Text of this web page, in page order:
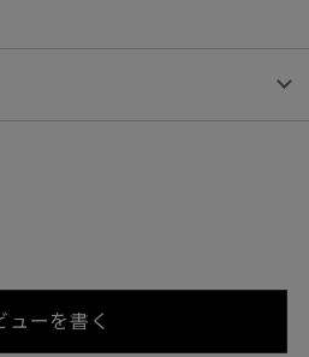
ューを書く